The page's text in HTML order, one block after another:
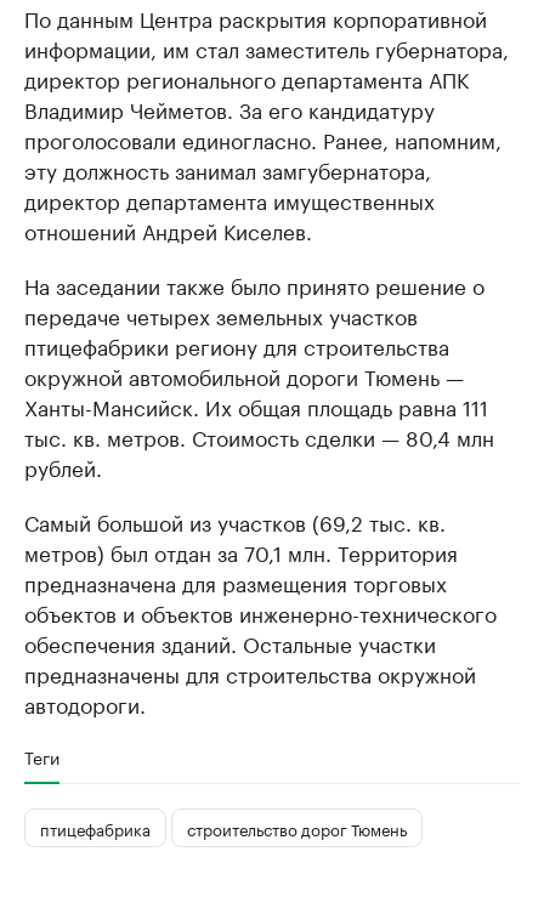
По данным Центра раскрытия корпоративной
информации, им стал заместитель губернатора,
директор регионального департамента АПК
Владимир Чейметов. За его кандидатуру
проголосовали единогласно. Ранее, напомним,
эту должность занимал замгубернатора,
директор департамента имущественных
отношений Андрей Киселев.
На заседании также было принято решение о
передаче четырех земельных участков
птицефабрики региону для строительства
окружной автомобильной дороги Тюмень —
Ханты-Мансийск. Их общая площадь равна 111
тыс. кв. метров. Стоимость сделки — 80,4 млн
рублей.
Самый большой из участков (69,2 тыс. кв.
метров) был отдан за 70,1 млн. Территория
предназначена для размещения торговых
объектов и объектов инженерно-технического
обеспечения зданий. Остальные участки
предназначены для строительства окружной
автодороги.
Теги
птицефабрика строительство дорог Тюмень